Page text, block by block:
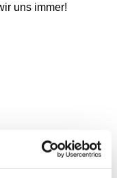
uns immer!